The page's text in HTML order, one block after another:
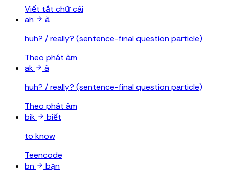
Viết tắt chữ cái
ah
à
huh? / really? (sentence-final question particle)
Theo phát âm
ak
à
huh? / really? (sentence-final question particle)
Theo phát âm
bik
biết
to know
Teencode
bn
bạn